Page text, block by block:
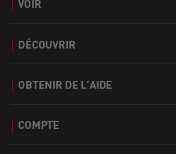
VOIR
DÉCOUVRIR
OBTENIR DE L'AIDE
COMPTE